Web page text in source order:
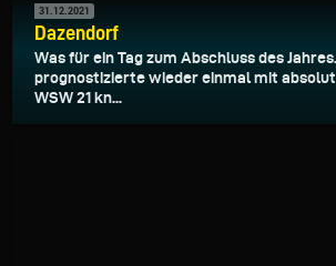
31.12.2021
Dazendorf
Was für ein Tag zum Abschluss des
prognostizierte wieder einmal mit
WSW 21 kn...